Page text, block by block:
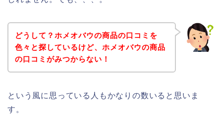
どうして？ホメオバウの商品の口コミを
色々と探しているけど、ホメオバウの商品
の口コミがみつからない！
という風に思っている人もかなりの数いると思いま
す。